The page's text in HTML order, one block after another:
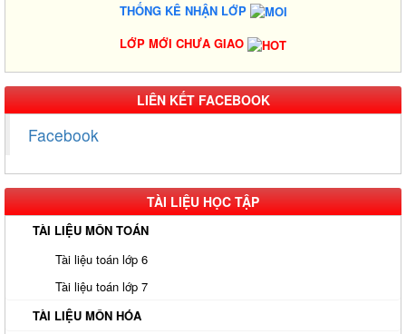
THỐNG KÊ NHẬN LỚP
LỚP MỚI CHƯA GIAO
LIÊN KẾT FACEBOOK
Facebook
TÀI LIỆU HỌC TẬP
TÀI LIỆU MÔN TOÁN
Tài liệu toán lớp 6
Tài liệu toán lớp 7
TÀI LIỆU MÔN HÓA
Gia Sư Luyện Thi IELTS Cấp Tốc - Lộ Trình Đạt Band 6.0-8.0
Trong 2-4 Tháng
Gia sư luyện thi TOEIC - Phương pháp đạt 900+ điểm nhanh nhất
Gia Sư Piano Cho Trẻ Em Tại HCM
Kinh Nghiệm Đi Gia Sư Cho Sinh Viên: Hướng Dẫn Chi Tiết Từ A-
Z Cho Người Mới
Công Lập
Gia Sư Online Tại HCM Chất Lượng Cao – Giải Pháp Học Hiệu
Quả Ngay Tại Nhà